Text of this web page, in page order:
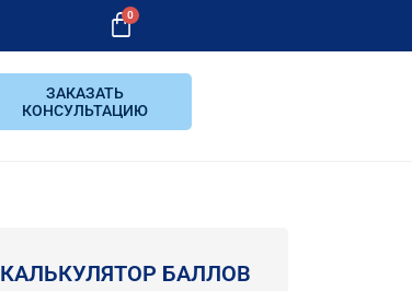
0
ЗАКАЗАТЬ
КОНСУЛЬТАЦИЮ
КАЛЬКУЛЯТОР БАЛЛОВ